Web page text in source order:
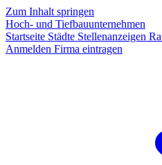
Zum Inhalt springen
Hoch- und Tiefbauunternehmen
Startseite Städte Stellenanzeigen
Anmelden Firma eintragen